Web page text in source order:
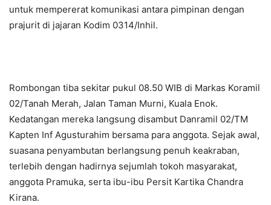
untuk mempererat komunikasi antara pimpinan dengan
prajurit di jajaran Kodim 0314/Inhil.
Rombongan tiba sekitar pukul 08.50 WIB di Markas Koramil
02/Tanah Merah, Jalan Taman Murni, Kuala Enok.
Kedatangan mereka langsung disambut Danramil 02/TM
Kapten Inf Agusturahim bersama para anggota. Sejak awal,
suasana penyambutan berlangsung penuh keakraban,
terlebih dengan hadirnya sejumlah tokoh masyarakat,
anggota Pramuka, serta ibu-ibu Persit Kartika Chandra
Kirana.